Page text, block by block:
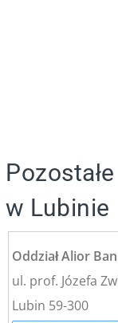
w Lubinie
Oddział Alior
ul. prof. Józefa
Lubin 59-300